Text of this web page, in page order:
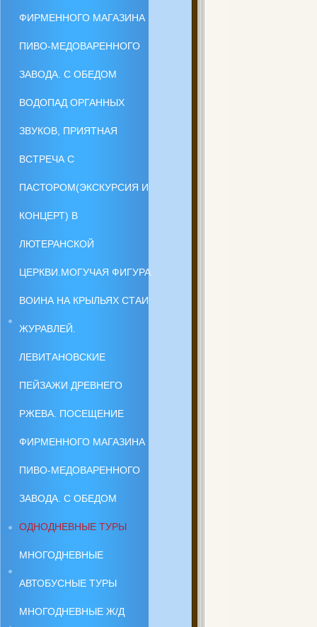
ФИРМЕННОГО МАГАЗИНА
ПИВО-МЕДОВАРЕННОГО
ЗАВОДА. С ОБЕДОМ
ВОДОПАД ОРГАННЫХ
ЗВУКОВ, ПРИЯТНАЯ
ВСТРЕЧА С
ПАСТОРОМ(ЭКСКУРСИЯ И
КОНЦЕРТ) В
ЛЮТЕРАНСКОЙ
ЦЕРКВИ.МОГУЧАЯ ФИГУРА
ВОИНА НА КРЫЛЬЯХ СТАИ
ЖУРАВЛЕЙ.
ЛЕВИТАНОВСКИЕ
ПЕЙЗАЖИ ДРЕВНЕГО
РЖЕВА. ПОСЕЩЕНИЕ
ФИРМЕННОГО МАГАЗИНА
ПИВО-МЕДОВАРЕННОГО
ЗАВОДА. С ОБЕДОМ
ОДНОДНЕВНЫЕ ТУРЫ
МНОГОДНЕВНЫЕ
АВТОБУСНЫЕ ТУРЫ
МНОГОДНЕВНЫЕ Ж/Д